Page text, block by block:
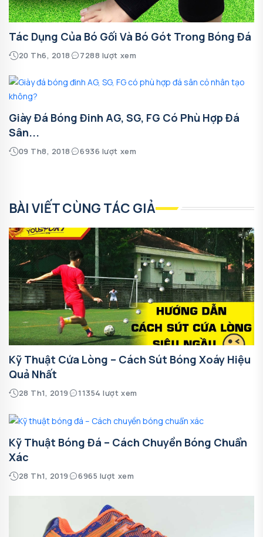
Tác Dụng Của Bó Gối Và Bó Gót Trong Bóng Đá
20 Th6, 2018 7288 lượt xem
Giày Đá Bóng Đinh AG, SG, FG Có Phù Hợp Đá
Sân...
09 Th8, 2018 6936 lượt xem
BÀI VIẾT CÙNG TÁC GIẢ
Kỹ Thuật Cứa Lòng – Cách Sút Bóng Xoáy Hiệu
Quả Nhất
28 Th1, 2019 11354 lượt xem
Kỹ Thuật Bóng Đá – Cách Chuyền Bóng Chuẩn
Xác
28 Th1, 2019 6965 lượt xem